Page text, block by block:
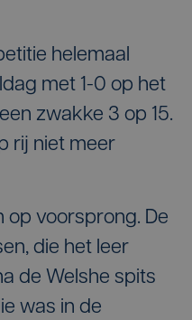
helemaal
met 1-0 op het
zwakke 3 op 15.
rij niet meer
op voorsprong. De
die het leer
de Welshe spits
was in de